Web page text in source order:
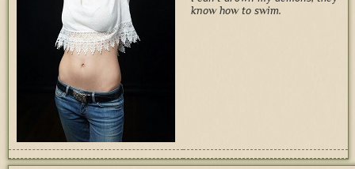
know how to swim.